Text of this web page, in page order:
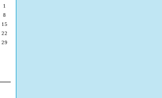
1
8
15
22
29